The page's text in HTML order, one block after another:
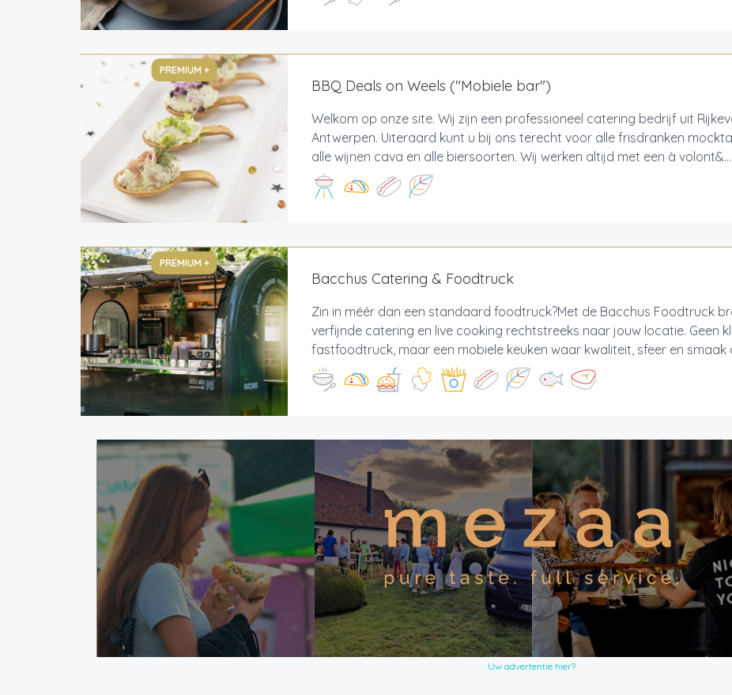
PREMIUM +
BBQ Deals on Weels ("Mobiele bar")
Welkom op onze site. Wij zijn een professioneel catering bedrijf uit
Antwerpen. Uiteraard kunt u bij ons terecht voor alle frisdranken
alle wijnen cava en alle biersoorten. Wij werken altijd met een à volont&...
PREMIUM +
Bacchus Catering & Foodtruck
Zin in méér dan een standaard foodtruck?Met de Bacchus Foodtruck
verfijnde catering en live cooking rechtstreeks naar jouw locatie. Geen
fastfoodtruck, maar een mobiele keuken waar kwaliteit, sfeer en smaak
Uw advertentie hier?